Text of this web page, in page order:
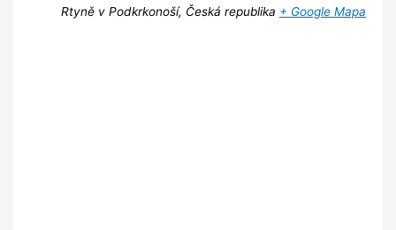
Rtyně v Podkrkonoší, Česká republika + Google Mapa